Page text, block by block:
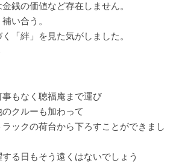
銭の価値など存在しません。
い合う。
「絆」を見た気がしました。
もなく聴福庵まで運び
クルーも加わって
ックの荷台から下ろすことができまし
る日もそう遠くはないでしょう